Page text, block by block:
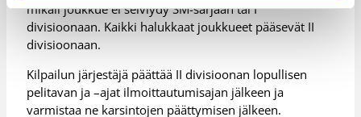
mikäli joukkue ei selviydy SM-sarjaan tai I
divisioonaan. Kaikki halukkaat joukkueet pääsevät II
divisioonaan.
Kilpailun järjestäjä päättää II divisioonan lopullisen
pelitavan ja –ajat ilmoittautumisajan jälkeen ja
varmistaa ne karsintojen päättymisen jälkeen.